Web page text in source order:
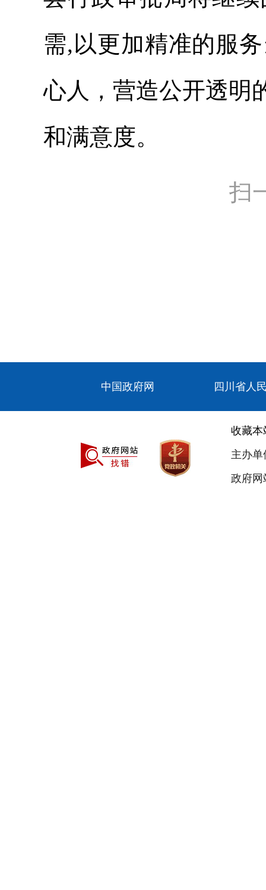
需,以更加精准的服
心人，营造公开透明
和满意度。
扫
中国政府网 四川省人
收藏本
主办
政府网